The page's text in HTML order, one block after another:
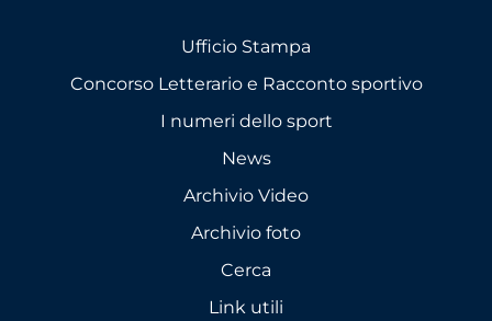
Ufficio Stampa
Concorso Letterario e Racconto sportivo
I numeri dello sport
News
Archivio Video
Archivio foto
Cerca
Link utili